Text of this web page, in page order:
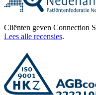
Cliënten geven Connection
Lees alle recensies.